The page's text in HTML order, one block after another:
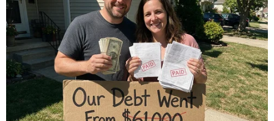
Chỉ khai Hội Hoa sở Bình Liêu năm 2023. (Ảnh: Thanh
Vân/TTXVN)
Quảng Ninh hiện có 42 dân tộc thiểu số sinh
sống, với số dân hơn 162.000 người.
Thời gian qua, tỉnh Quảng Ninh đã có nhiều
quyết sách để thúc đẩy phát triển kinh tế-xã hội